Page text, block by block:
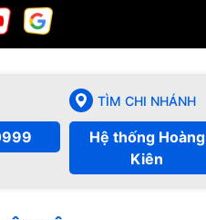
TÌM CHI NHÁNH
Hệ thống Hoàng
Kiên